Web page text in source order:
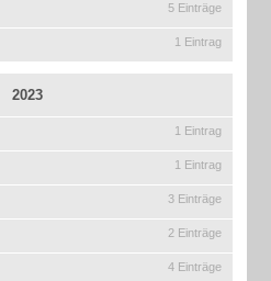
5 Einträge
1 Eintrag
2023
1 Eintrag
1 Eintrag
3 Einträge
2 Einträge
4 Einträge